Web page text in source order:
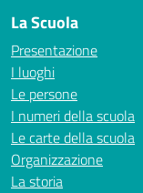
La Scuola
Presentazione
I luoghi
Le persone
I numeri della scuola
Le carte della scuola
Organizzazione
La storia